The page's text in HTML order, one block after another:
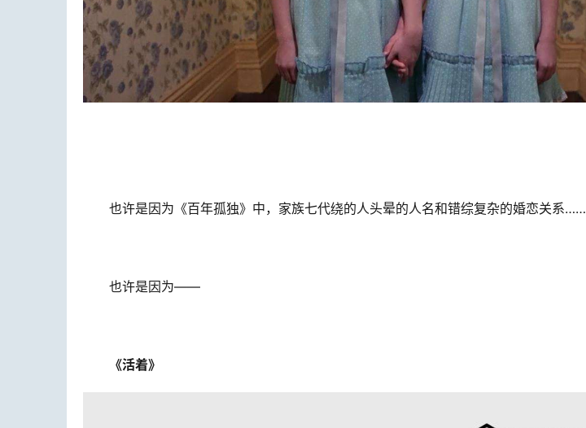
也许是因为《百年孤独》中，家族七代绕的人头晕的人名和错综复杂的婚恋关系……
也许是因为——
《活着》